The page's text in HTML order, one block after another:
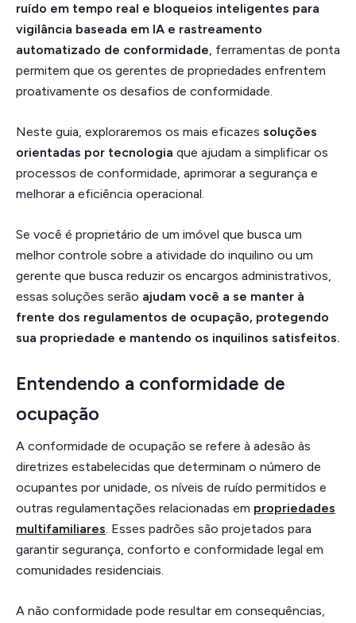
ruído em tempo real e bloqueios inteligentes para
vigilância baseada em IA e rastreamento
automatizado de conformidade, ferramentas de ponta
permitem que os gerentes de propriedades enfrentem
proativamente os desafios de conformidade.
Neste guia, exploraremos os mais eficazes soluções
orientadas por tecnologia que ajudam a simplificar os
processos de conformidade, aprimorar a segurança e
melhorar a eficiência operacional.
Se você é proprietário de um imóvel que busca um
melhor controle sobre a atividade do inquilino ou um
gerente que busca reduzir os encargos administrativos,
essas soluções serão ajudam você a se manter à
frente dos regulamentos de ocupação, protegendo
sua propriedade e mantendo os inquilinos satisfeitos.
Entendendo a conformidade de
ocupação
A conformidade de ocupação se refere à adesão às
diretrizes estabelecidas que determinam o número de
ocupantes por unidade, os níveis de ruído permitidos e
outras regulamentações relacionadas em propriedades
multifamiliares. Esses padrões são projetados para
garantir segurança, conforto e conformidade legal em
comunidades residenciais.
A não conformidade pode resultar em consequências,